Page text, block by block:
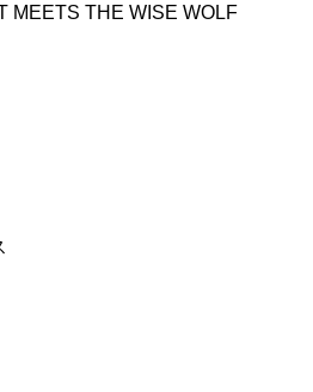
MEETS THE WISE WOLF